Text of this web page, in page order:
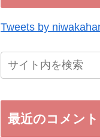
Tweets by
最近のコメント